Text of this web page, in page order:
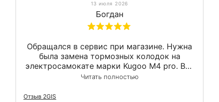
13 июля 2026
Богдан
Обращался в сервис при магазине. Нужна
была замена тормозных колодок на
электросамокате марки Kugoo M4 pro. Всё
сделали в лучшем виде и в максимально
гарантии, поэтому и обратился в этот
Читать полностью
Отзыв 2GIS